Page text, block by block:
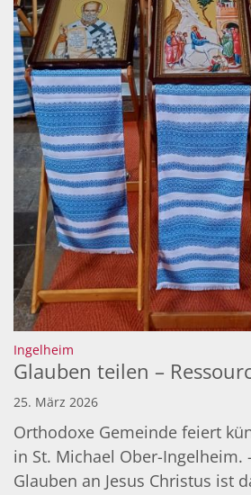
Ingelheim
Glauben teilen –
25. März 2026
Orthodoxe Gemeinde feiert
in St. Michael Ober-Ingelheim.
Glauben an Jesus Christus ist